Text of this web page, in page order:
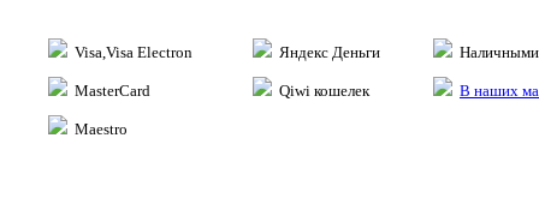
Visa,Visa Electron
MasterCard
Maestro
Яндекс Деньги
Qiwi кошелек В наших